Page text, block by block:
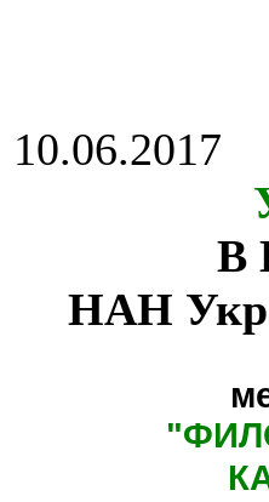
10.06.2017
В
НАН
"